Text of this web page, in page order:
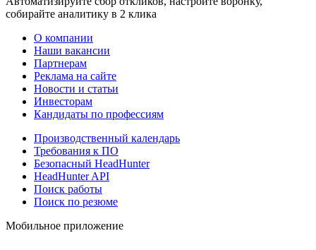
собирайте аналитику в 2 клика
О компании
Наши вакансии
Партнерам
Реклама на сайте
Новости и статьи
Инвесторам
Кандидаты по профессиям
Производственный календарь
Требования к ПО
Безопасный HeadHunter
HeadHunter API
Поиск работы
Поиск по резюме
Мобильное приложение